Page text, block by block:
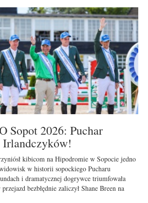
Sopot 2026: Puchar
kibicom na Hipodromie w Sopocie jedno
w historii sopockiego Pucharu
i dramatycznej dogrywce triumfowała
bezbłędnie zaliczył Shane Breen na